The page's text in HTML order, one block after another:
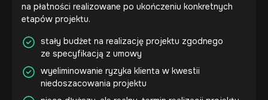
na płatności realizowane po ukończeniu konkretnych
etapów projektu.
stały budżet na realizację projektu zgodnego
ze specyfikacją z umowy
wyeliminowanie ryzyka klienta w kwestii
niedoszacowania projektu